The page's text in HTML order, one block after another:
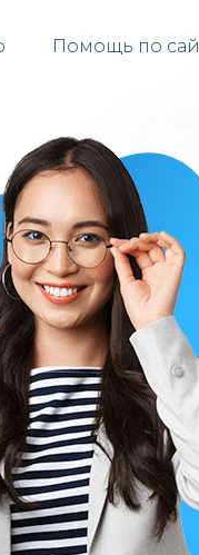
Помощь по